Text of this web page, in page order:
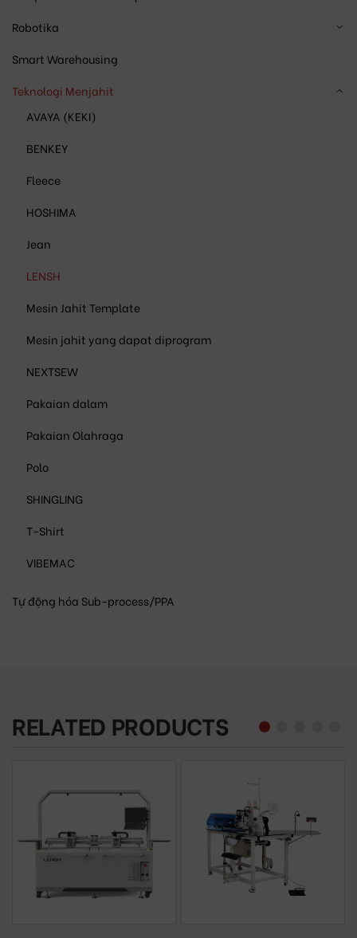
Robotika
Smart Warehousing
Teknologi Menjahit
AVAYA (KEKI)
BENKEY
Fleece
HOSHIMA
Jean
LENSH
Mesin Jahit Template
Mesin jahit yang dapat diprogram
NEXTSEW
Pakaian dalam
Pakaian Olahraga
Polo
SHINGLING
T-Shirt
VIBEMAC
Tự động hóa Sub-process/PPA
RELATED PRODUCTS